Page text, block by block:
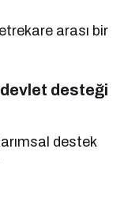
arası bir
desteği
destek